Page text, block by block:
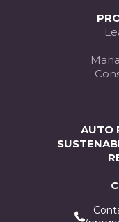
AUTO